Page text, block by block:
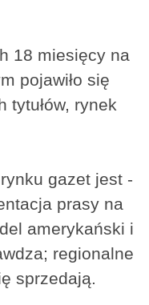
18 miesięcy na
pojawiło się
tytułów, rynek
gazet jest -
prasy na
amerykański i
regionalne
sprzedają.